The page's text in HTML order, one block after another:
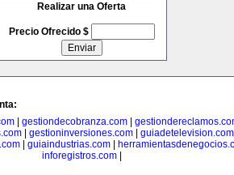
Realizar una Oferta
Precio Ofrecido $
| gestiondecobranza.com|
| gestioninversiones.com| guiadetelevision.com|
guiaindustrias.com
inforegistros.com|